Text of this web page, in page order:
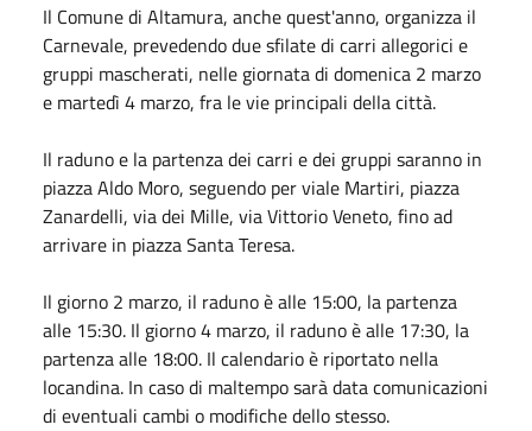
Il Comune di Altamura, anche quest'anno, organizza il
Carnevale, prevedendo due sfilate di carri allegorici e
gruppi mascherati, nelle giornata di domenica 2 marzo
e martedì 4 marzo, fra le vie principali della città.
Il raduno e la partenza dei carri e dei gruppi saranno in
piazza Aldo Moro, seguendo per viale Martiri, piazza
Zanardelli, via dei Mille, via Vittorio Veneto, fino ad
arrivare in piazza Santa Teresa.
Il giorno 2 marzo, il raduno è alle 15:00, la partenza
alle 15:30. Il giorno 4 marzo, il raduno è alle 17:30, la
partenza alle 18:00. Il calendario è riportato nella
locandina. In caso di maltempo sarà data comunicazioni
di eventuali cambi o modifiche dello stesso.